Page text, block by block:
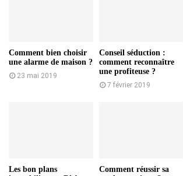
Comment bien choisir
une alarme de maison ?
23 mai 2019
Conseil séduction :
comment reconnaître
une profiteuse ?
7 février 2019
Les bon plans
Comment réussir sa